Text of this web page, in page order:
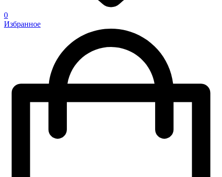
0
Избранное